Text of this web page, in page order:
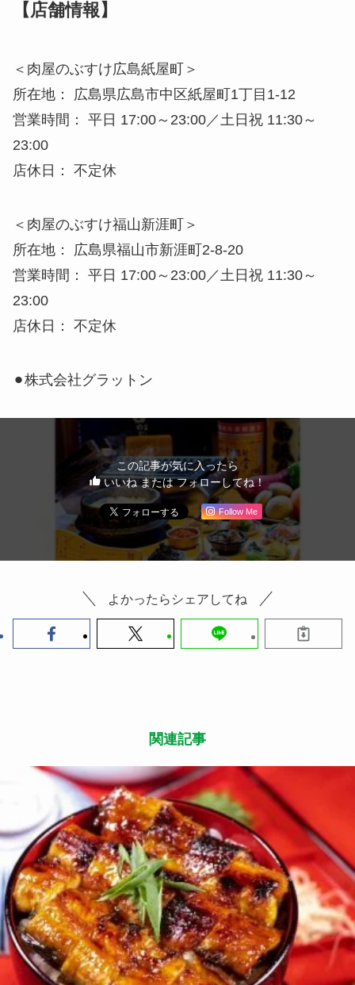
【店舗情報】
＜肉屋のぶすけ広島紙屋町＞
所在地： 広島県広島市中区紙屋町1丁目1-12
営業時間： 平日 17:00～23:00／土日祝 11:30～
23:00
店休日： 不定休
＜肉屋のぶすけ福山新涯町＞
所在地： 広島県福山市新涯町2-8-20
営業時間： 平日 17:00～23:00／土日祝 11:30～
23:00
店休日： 不定休
⚫︎株式会社グラットン
この記事が気に入ったら
いいね または フォローしてね！
Follow Me
よかったらシェアしてね
関連記事